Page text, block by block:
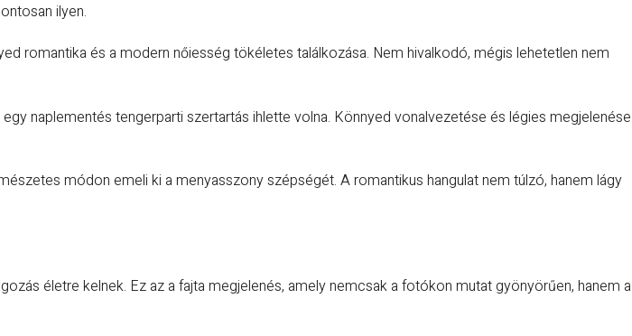
ilyen.
romantika és a modern nőiesség tökéletes találkozása. Nem hivalkodó, mégis lehetetlen nem
naplementés tengerparti szertartás ihlette volna. Könnyed vonalvezetése és légies megjelenése
módon emeli ki a menyasszony szépségét. A romantikus hangulat nem túlzó, hanem lágy
életre kelnek. Ez az a fajta megjelenés, amely nemcsak a fotókon mutat gyönyörűen, hanem a